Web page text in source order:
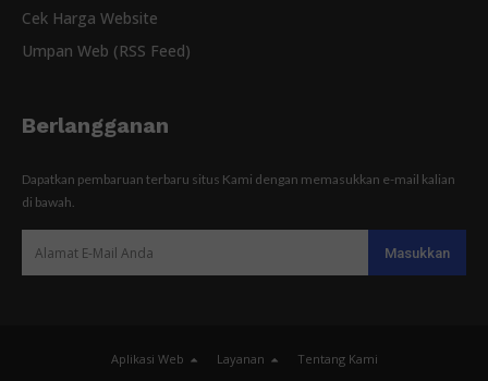
Cek Harga Website
Umpan Web (RSS Feed)
Berlangganan
Dapatkan pembaruan terbaru situs Kami dengan memasukkan e-mail kalian
di bawah.
Aplikasi Web Layanan Tentang Kami